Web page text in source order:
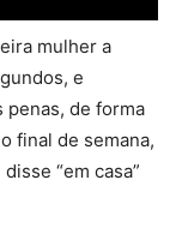
mulher a
e
penas, de forma
final de semana,
“em casa”